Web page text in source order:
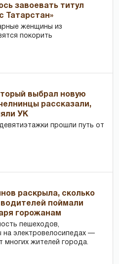
завоевать титул
Татарстан»
женщины из
покорить
выбрал новую
рассказали,
УК
прошли путь от
раскрыла, сколько
поймали
горожанам
пешеходов,
на электровелосипедах —
многих жителей города.